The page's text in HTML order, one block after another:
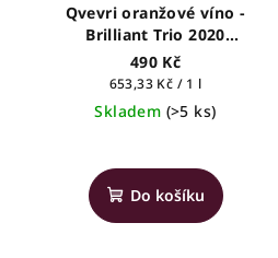
Qvevri oranžové víno -
Brilliant Trio 2020
(Tsitska-Tsolikouri-
Krakhuna) - Pearl of
0,75l
490 Kč
Měrná
cena:
653,33 Kč / 1 l
Skladem (>5 ks)
Do košíku